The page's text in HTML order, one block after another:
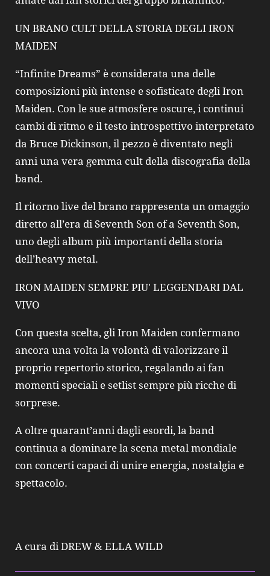
UN BRANO CULT DELLA STORIA DEGLI IRON
MAIDEN
“Infinite Dreams” è considerata una delle
composizioni più intense e sofisticate degli Iron
Maiden. Con le sue atmosfere oscure, i continui
cambi di ritmo e il testo introspettivo interpretato
da Bruce Dickinson, il pezzo è diventato negli
anni una vera gemma cult della discografia della
band.
Il ritorno live del brano rappresenta un omaggio
diretto all’era di Seventh Son of a Seventh Son,
uno degli album più importanti della storia
dell’heavy metal.
IRON MAIDEN SEMPRE PIU' LEGGENDARI DAL
VIVO
Con questa scelta, gli Iron Maiden confermano
ancora una volta la volontà di valorizzare il
proprio repertorio storico, regalando ai fan
momenti speciali e setlist sempre più ricche di
sorprese.
A oltre quarant’anni dagli esordi, la band
continua a dominare la scena metal mondiale
con concerti capaci di unire energia, nostalgia e
spettacolo.
A cura di DREW & ELLA WILD